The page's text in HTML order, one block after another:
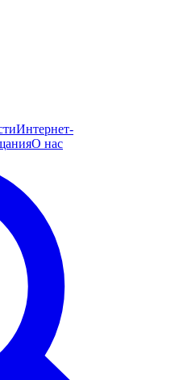
Интернет-
О нас